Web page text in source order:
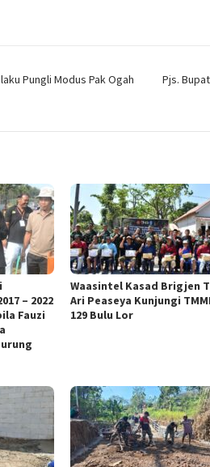
Pungli Modus Pak Ogah
Pjs.
– 2022
Fauzi
Waasintel Kasad Brigjen
Ari Peaseya Kunjungi
129 Bulu Lor